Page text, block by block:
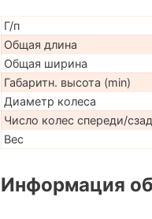
Г/п
Общая длина
Общая ширина
Габаритн. высота (min)
Диаметр колеса
Число колес спереди/
Вес
Информация